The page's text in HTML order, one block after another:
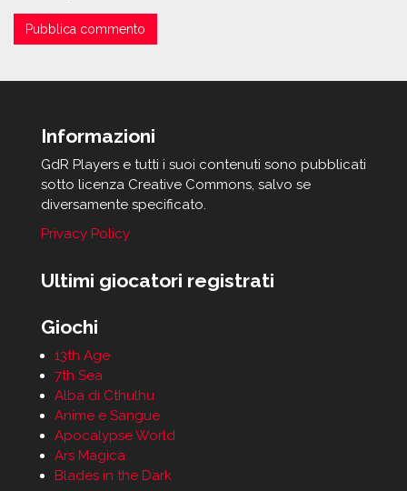
Informazioni
GdR Players e tutti i suoi contenuti sono pubblicati
sotto licenza Creative Commons, salvo se
diversamente specificato.
Privacy Policy
Ultimi giocatori registrati
Giochi
13th Age
7th Sea
Alba di Cthulhu
Anime e Sangue
Apocalypse World
Ars Magica
Blades in the Dark